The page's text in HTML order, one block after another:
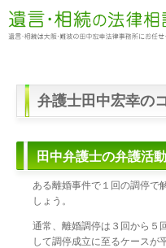
弁護士田中宏幸の
田中弁護士の弁護活
ある離婚事件で１回の調停で
しょう。
通常、離婚調停は３回から５
して調停成立に至るケースが